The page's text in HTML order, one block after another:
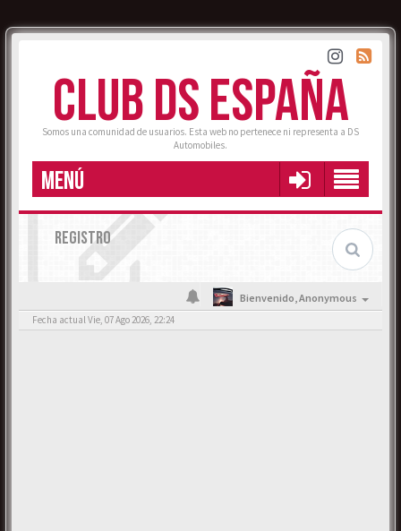
CLUB DS ESPAÑA
Somos una comunidad de usuarios. Esta web no pertenece ni representa a DS
Automobiles.
MENÚ
REGISTRO
Bienvenido,Anonymous
Fecha actual Vie, 07 Ago 2026, 22:24